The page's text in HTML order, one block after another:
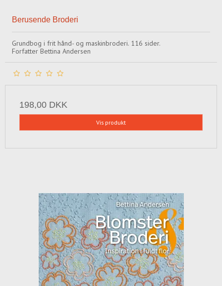
Berusende Broderi
Grundbog i frit hånd- og maskinbroderi. 116 sider.
Forfatter Bettina Andersen
198,00 DKK
Vis produkt